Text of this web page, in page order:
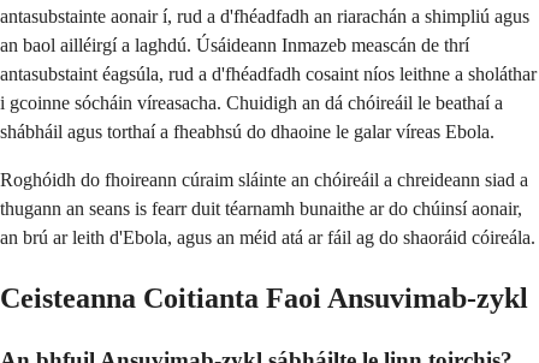
antasubstainte aonair í, rud a d'fhéadfadh an riarachán a shimpliú agus
an baol ailléirgí a laghdú. Úsáideann Inmazeb meascán de thrí
antasubstaint éagsúla, rud a d'fhéadfadh cosaint níos leithne a sholáthar
i gcoinne sócháin víreasacha. Chuidigh an dá chóireáil le beathaí a
shábháil agus torthaí a fheabhsú do dhaoine le galar víreas Ebola.
Roghóidh do fhoireann cúraim sláinte an chóireáil a chreideann siad a
thugann an seans is fearr duit téarnamh bunaithe ar do chúinsí aonair,
an brú ar leith d'Ebola, agus an méid atá ar fáil ag do shaoráid cóireála.
Ceisteanna Coitianta Faoi Ansuvimab-zykl